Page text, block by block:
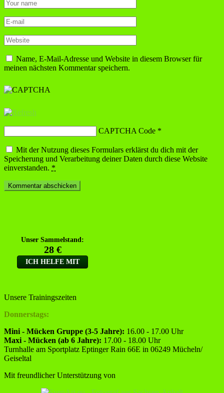
Name, E-Mail-Adresse und Website in diesem Browser für
meinen nächsten Kommentar speichern.
CAPTCHA Code *
Mit der Nutzung dieses Formulars erklärst du dich mit der
Speicherung und Verarbeitung deiner Daten durch diese Website
einverstanden. *
Unsere Trainingszeiten
Donnerstags:
Mini - Mücken Gruppe (3-5 Jahre): 16.00 - 17.00 Uhr
Maxi - Mücken (ab 6 Jahre): 17.00 - 18.00 Uhr
Turnhalle am Sportplatz Eptinger Rain 66E in 06249 Mücheln/
Geiseltal
Mit freundlicher Unterstützung von